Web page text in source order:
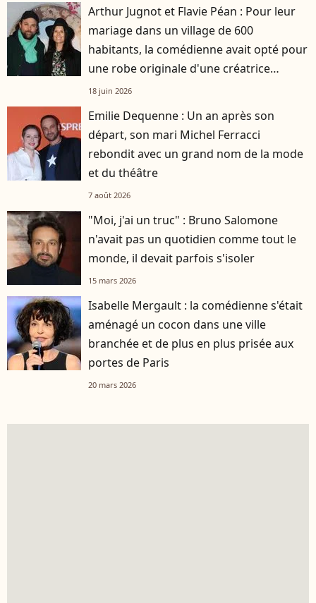
Arthur Jugnot et Flavie Péan : Pour leur
mariage dans un village de 600
habitants, la comédienne avait opté pour
une robe originale d'une créatrice
française
18 juin 2026
Emilie Dequenne : Un an après son
départ, son mari Michel Ferracci
rebondit avec un grand nom de la mode
et du théâtre
7 août 2026
"Moi, j'ai un truc" : Bruno Salomone
n'avait pas un quotidien comme tout le
monde, il devait parfois s'isoler
15 mars 2026
Isabelle Mergault : la comédienne s'était
aménagé un cocon dans une ville
branchée et de plus en plus prisée aux
portes de Paris
20 mars 2026